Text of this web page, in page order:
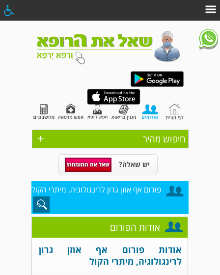
+ חיפוש מהיר
יש שאלה?
פורום אף אוזן גרון לרינגולוגיה, מיתרי הקול
אודות הפורום
אודות פורום אף אוזן גרון
לרינגולוגיה, מיתרי הקול